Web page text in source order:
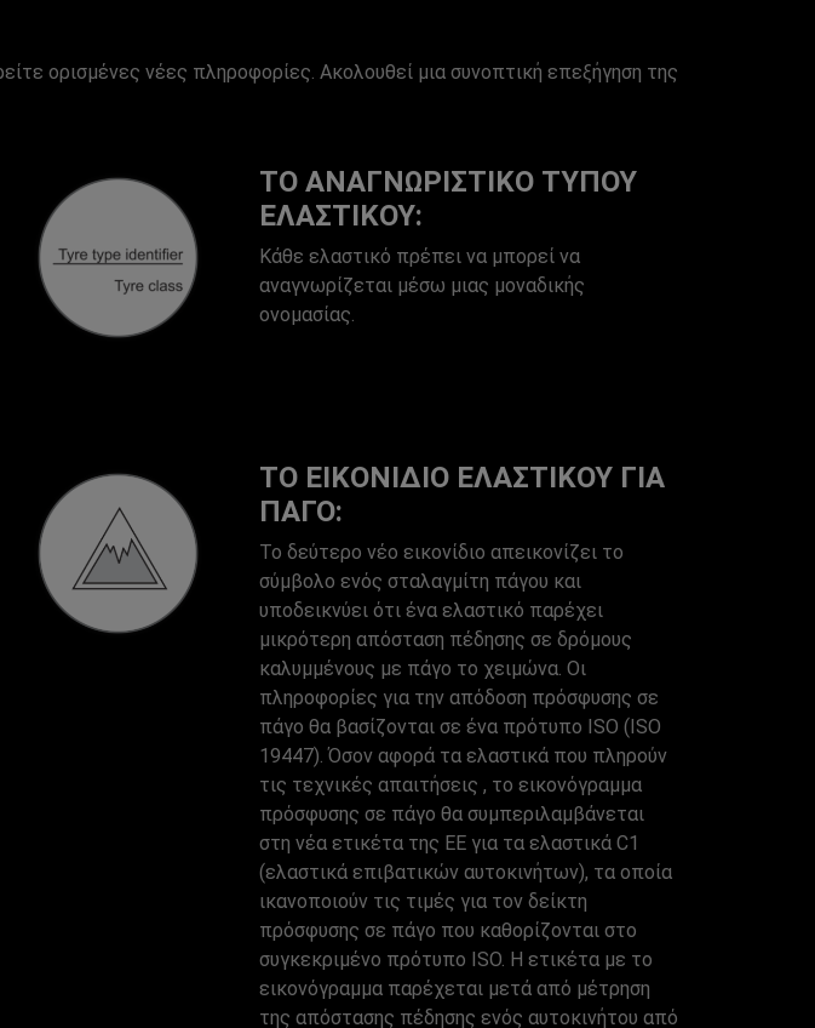
ορισμένες νέες πληροφορίες. Ακολουθεί μια συνοπτική επεξήγηση της
ΤΟ ΑΝΑΓΝΩΡΙΣΤΙΚΌ ΤΎΠΟΥ
ΕΛΑΣΤΙΚΟΎ:
Κάθε ελαστικό πρέπει να μπορεί να
αναγνωρίζεται μέσω μιας μοναδικής
ονομασίας.
ΤΟ ΕΙΚΟΝΊΔΙΟ ΕΛΑΣΤΙΚΟΎ ΓΙΑ
ΠΆΓΟ:
Το δεύτερο νέο εικονίδιο απεικονίζει το
σύμβολο ενός σταλαγμίτη πάγου και
υποδεικνύει ότι ένα ελαστικό παρέχει
μικρότερη απόσταση πέδησης σε δρόμους
καλυμμένους με πάγο το χειμώνα. Οι
πληροφορίες για την απόδοση πρόσφυσης σε
πάγο θα βασίζονται σε ένα πρότυπο ISO (ISO
19447). Όσον αφορά τα ελαστικά που πληρούν
τις τεχνικές απαιτήσεις , το εικονόγραμμα
πρόσφυσης σε πάγο θα συμπεριλαμβάνεται
στη νέα ετικέτα της ΕΕ για τα ελαστικά C1
(ελαστικά επιβατικών αυτοκινήτων), τα οποία
ικανοποιούν τις τιμές για τον δείκτη
πρόσφυσης σε πάγο που καθορίζονται στο
συγκεκριμένο πρότυπο ISO. Η ετικέτα με το
εικονόγραμμα παρέχεται μετά από μέτρηση
της απόστασης πέδησης ενός αυτοκινήτου από